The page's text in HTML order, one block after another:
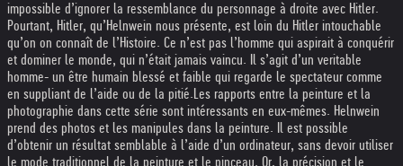
impossible d’ignorer la ressemblance du personnage à droite avec Hitler.
Pourtant, Hitler, qu’Helnwein nous présente, est loin du Hitler intouchable
qu’on on connaît de l’Histoire. Ce n’est pas l’homme qui aspirait à conquérir
et dominer le monde, qui n’était jamais vaincu. Il s’agit d’un veritable
homme- un être humain blessé et faible qui regarde le spectateur comme
en suppliant de l’aide ou de la pitié. Les rapports entre la peinture et la
photographie dans cette série sont intéressants en eux-mêmes. Helnwein
prend des photos et les manipules dans la peinture. Il est possible
d’obtenir un résultat semblable à l’aide d’un ordinateur, sans devoir utiliser
le mode traditionnel de la peinture et le pinceau. Or, la précision et le